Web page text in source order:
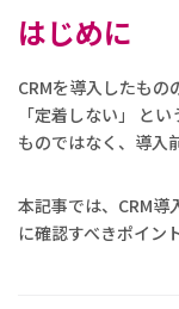
はじめに
CRMを導入したもの
「定着しない」 と
ものではなく、導入
本記事では、CRM導
に確認すべきポイン